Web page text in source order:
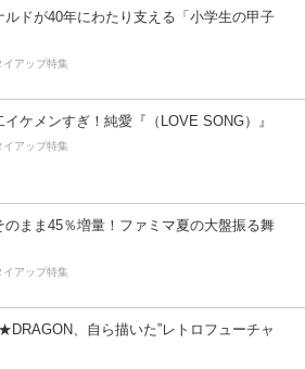
ルドが40年にわたり支える「小学生の甲子
イアップ特集
イケメンすぎ！純愛『（LOVE SONG）』
イアップ特集
のまま45％増量！ファミマ夏の大盤振る舞
イアップ特集
、自ら描いた”レトロフューチャ